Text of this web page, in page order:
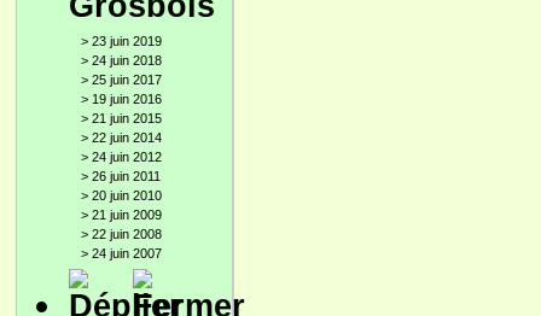
> 23 juin 2019
> 24 juin 2018
> 25 juin 2017
> 19 juin 2016
> 21 juin 2015
> 22 juin 2014
> 24 juin 2012
> 26 juin 2011
> 20 juin 2010
> 21 juin 2009
> 22 juin 2008
> 24 juin 2007